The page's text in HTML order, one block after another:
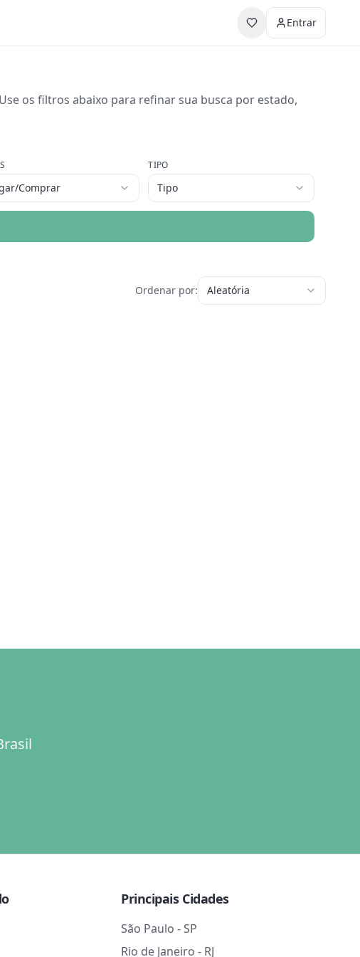
Entrar
os filtros abaixo para refinar sua busca por estado,
Comprar
TIPO
Tipo
Ordenar por: Aleatória
Principais Cidades
São Paulo - SP
Rio de Janeiro - RJ